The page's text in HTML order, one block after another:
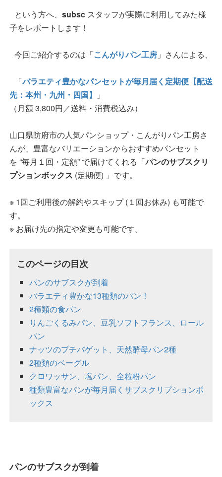
という方へ、 subsc スタッフが実際に利用してみた様
子をレポートします！
今回ご紹介するのは「こんがりパン工房 」さんによる、
「バラエティ豊かなパンセットが毎月届く定期便【配送
先：本州・九州・四国】
」
（月額 3,800円／送料・消費税込み）
山口県防府市の人気パンショップ・こんがりパン工房さ
んが、豊富なバリエーションからおすすめパンセット
を “毎月１回・定額” で届けてくれる「パンのサブスクリ
プションボックス (定期便) 」です。
※ 1回ご利用後の解約やスキップ (１回お休み) も可能で
す。
※ お届け先の指定や変更も可能です。
このページの目次
パンのサブスクが到着
バラエティ豊かな13種類のパン！
2種類の食パン
りんごくるみパン、豆乳ソフトフランス、ロール
パン
ナッツのプチバゲット、天然酵母パン2種
2種類のベーグル
クロワッサン、塩パン、全粒粉パン
種類豊富なパンが毎月届くサブスクリプションボ
ックス
パンのサブスクが到着